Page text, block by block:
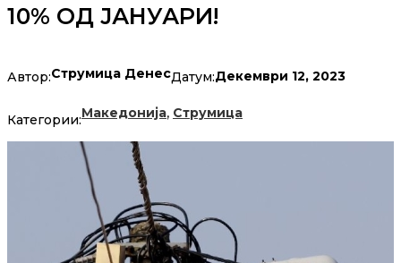
10% ОД ЈАНУАРИ!
Автор:Струмица ДенесДатум:Декември 12, 2023
Категории:Македонија, Струмица